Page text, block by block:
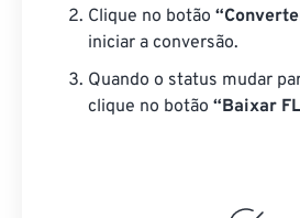
Clique no botão
iniciar a conversão.
Quando o status mudar
clique no botão “Baixar